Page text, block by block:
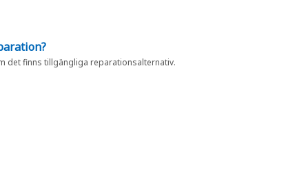
det finns tillgängliga reparationsalternativ.